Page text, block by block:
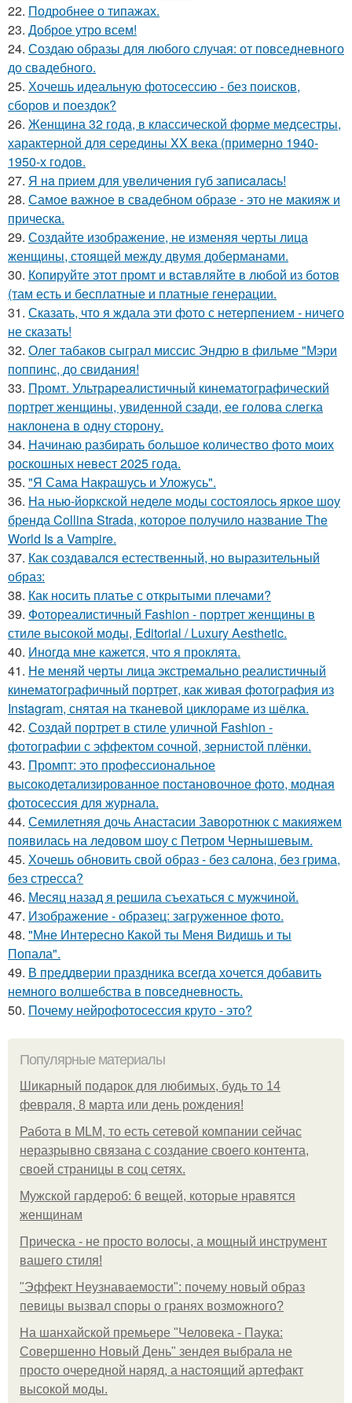
22. Подробнее о типажах.
23. Доброе утро всем!
24. Создаю образы для любого случая: от повседневного
до свадебного.
25. Хочешь идеальную фотосессию - без поисков,
сборов и поездок?
26. Женщина 32 года, в классической форме медсестры,
характерной для середины XX века (примерно 1940-
1950-х годов.
27. Я нa пpиeм для увeличeния губ зaпиcaлacь!
28. Самое важное в свадебном образе - это не макияж и
прическа.
29. Создайте изображение, не изменяя черты лица
женщины, стоящей между двумя доберманами.
30. Копируйте этот промт и вставляйте в любой из ботов
(там есть и бесплатные и платные генерации.
31. Сказать, что я ждала эти фото с нетерпением - ничего
не сказать!
32. Олег табаков сыграл миссис Эндрю в фильме "Мэри
поппинс, до свидания!
33. Промт. Ультрареалистичный кинематографический
портрет женщины, увиденной сзади, ее голова слегка
наклонена в одну сторону.
34. Начинаю разбирать большое количество фото моих
роскошных невест 2025 года.
35. "Я Сама Накрашусь и Уложусь".
36. На нью-йоркской неделе моды состоялось яркое шоу
бренда Collina Strada, которое получило название The
World Is a Vampire.
37. Как создавался естественный, но выразительный
образ:
38. Как носить платье с открытыми плечами?
39. Фотореалистичный Fashion - портрет женщины в
стиле высокой моды, Editorial / Luxury Aesthetic.
40. Иногда мне кажется, что я проклята.
41. Не меняй черты лица экстремально реалистичный
кинематографичный портрет, как живая фотография из
Instagram, снятая на тканевой циклораме из шёлка.
42. Создай портрет в стиле уличной Fashion -
фотографии с эффектом сочной, зернистой плёнки.
43. Промпт: это профессиональное
высокодетализированное постановочное фото, модная
фотосессия для журнала.
44. Семилетняя дочь Анастасии Заворотнюк с макияжем
появилась на ледовом шоу с Петром Чернышевым.
45. Хочешь обновить свой образ - без салона, без грима,
без стресса?
46. Месяц назад я решила съехаться с мужчиной.
47. Изображение - образец: загруженное фото.
48. "Мне Интересно Какой ты Меня Видишь и ты
Попала".
49. В преддверии праздника всегда хочется добавить
немного волшебства в повседневность.
50. Почему нейрофотосессия круто - это?
Популярные материалы
Шикарный подарок для любимых, будь то 14
февраля, 8 марта или день рождения!
Работа в MLM, то есть сетевой компании сейчас
неразрывно связана с создание своего контента,
своей страницы в соц сетях.
Мужской гардероб: 6 вещей, которые нравятся
женщинам
Прическа - не просто волосы, а мощный инструмент
вашего стиля!
"Эффект Неузнаваемости": почему новый образ
певицы вызвал споры о гранях возможного?
На шанхайской премьере "Человека - Паука:
Совершенно Новый День" зендея выбрала не
просто очередной наряд, а настоящий артефакт
высокой моды.